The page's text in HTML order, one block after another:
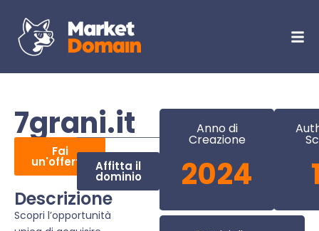
7grani.it
Fai
un'offerta Affitta il
dominio
Descrizione
Scopri l’opportunità
Anno di
Creazione
2024